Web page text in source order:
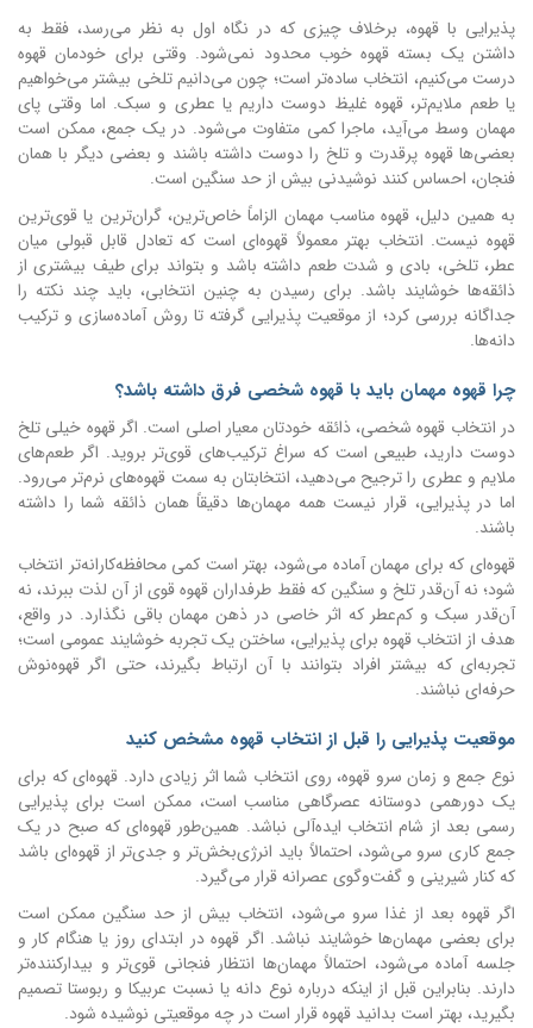
پذیرایی با قهوه، برخلاف چیزی که در نگاه اول به نظر می‌رسد، فقط به
داشتن یک بسته قهوه خوب محدود نمی‌شود. وقتی برای خودمان قهوه
درست می‌کنیم، انتخاب ساده‌تر است؛ چون می‌دانیم تلخی بیشتر می‌خواهیم
یا طعم ملایم‌تر، قهوه غلیظ دوست داریم یا عطری و سبک. اما وقتی پای
مهمان وسط می‌آید، ماجرا کمی متفاوت می‌شود. در یک جمع، ممکن است
بعضی‌ها قهوه پرقدرت و تلخ را دوست داشته باشند و بعضی دیگر با همان
فنجان، احساس کنند نوشیدنی بیش از حد سنگین است.
به همین دلیل، قهوه مناسب مهمان الزاماً خاص‌ترین، گران‌ترین یا قوی‌ترین
قهوه نیست. انتخاب بهتر معمولاً قهوه‌ای است که تعادل قابل قبولی میان
عطر، تلخی، بادی و شدت طعم داشته باشد و بتواند برای طیف بیشتری از
ذائقه‌ها خوشایند باشد. برای رسیدن به چنین انتخابی، باید چند نکته را
جداگانه بررسی کرد؛ از موقعیت پذیرایی گرفته تا روش آماده‌سازی و ترکیب
دانه‌ها.
چرا قهوه مهمان باید با قهوه شخصی فرق داشته باشد؟
در انتخاب قهوه شخصی، ذائقه خودتان معیار اصلی است. اگر قهوه خیلی تلخ
دوست دارید، طبیعی است که سراغ ترکیب‌های قوی‌تر بروید. اگر طعم‌های
ملایم و عطری را ترجیح می‌دهید، انتخابتان به سمت قهوه‌های نرم‌تر می‌رود.
اما در پذیرایی، قرار نیست همه مهمان‌ها دقیقاً همان ذائقه شما را داشته
باشند.
قهوه‌ای که برای مهمان آماده می‌شود، بهتر است کمی محافظه‌کارانه‌تر انتخاب
شود؛ نه آن‌قدر تلخ و سنگین که فقط طرفداران قهوه قوی از آن لذت ببرند، نه
آن‌قدر سبک و کم‌عطر که اثر خاصی در ذهن مهمان باقی نگذارد. در واقع،
هدف از انتخاب قهوه برای پذیرایی، ساختن یک تجربه خوشایند عمومی است؛
تجربه‌ای که بیشتر افراد بتوانند با آن ارتباط بگیرند، حتی اگر قهوه‌نوش
حرفه‌ای نباشند.
موقعیت پذیرایی را قبل از انتخاب قهوه مشخص کنید
نوع جمع و زمان سرو قهوه، روی انتخاب شما اثر زیادی دارد. قهوه‌ای که برای
یک دورهمی دوستانه عصرگاهی مناسب است، ممکن است برای پذیرایی
رسمی بعد از شام انتخاب ایده‌آلی نباشد. همین‌طور قهوه‌ای که صبح در یک
جمع کاری سرو می‌شود، احتمالاً باید انرژی‌بخش‌تر و جدی‌تر از قهوه‌ای باشد
که کنار شیرینی و گفت‌وگوی عصرانه قرار می‌گیرد.
اگر قهوه بعد از غذا سرو می‌شود، انتخاب بیش از حد سنگین ممکن است
برای بعضی مهمان‌ها خوشایند نباشد. اگر قهوه در ابتدای روز یا هنگام کار و
جلسه آماده می‌شود، احتمالاً مهمان‌ها انتظار فنجانی قوی‌تر و بیدارکننده‌تر
دارند. بنابراین قبل از اینکه درباره نوع دانه یا نسبت عربیکا و ربوستا تصمیم
بگیرید، بهتر است بدانید قهوه قرار است در چه موقعیتی نوشیده شود.